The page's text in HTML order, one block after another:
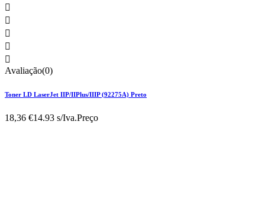





Avaliação(0)
Toner LD LaserJet IIP/IIPlus/IIIP (92275A) Preto
18,36 €14.93 s/Iva.Preço